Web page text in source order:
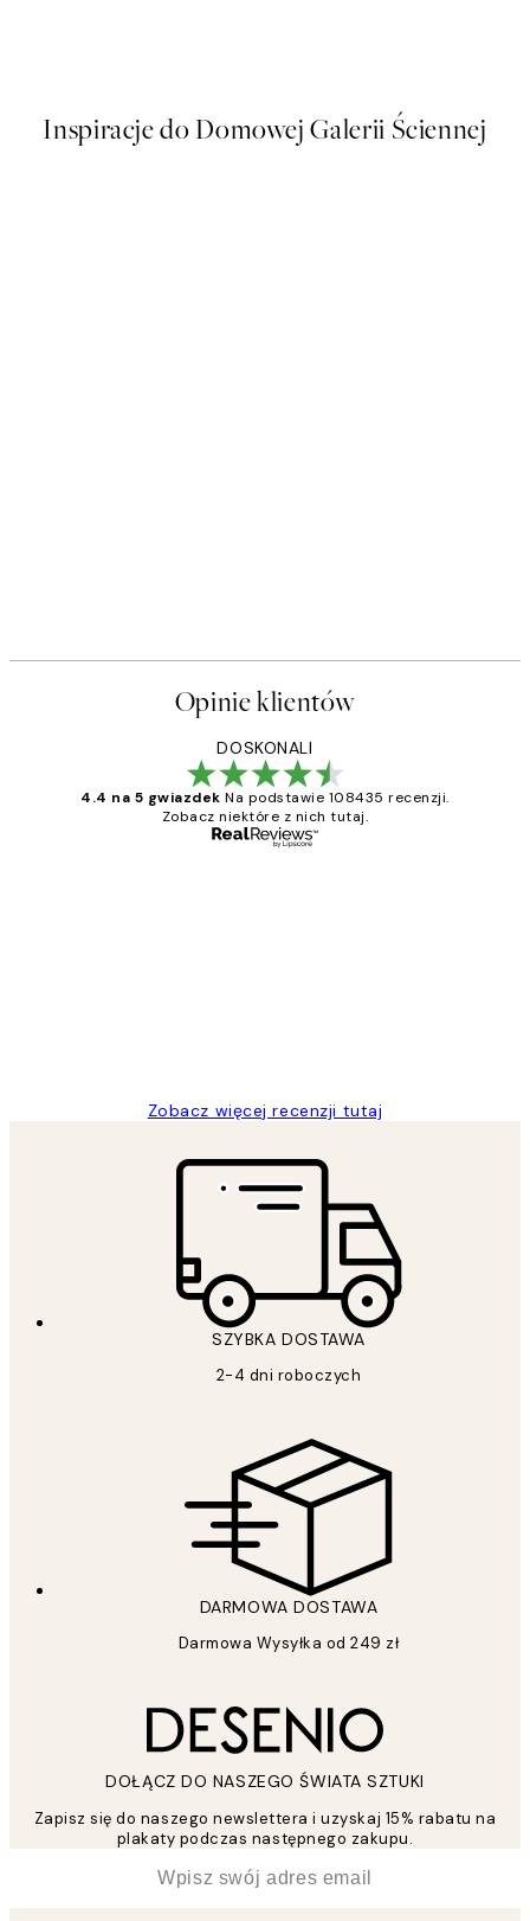
Inspiracje do Domowej Galerii Ściennej
Opinie klientów
DOSKONALI
4.4 na 5 gwiazdek Na podstawie 108435 recenzji.
Zobacz niektóre z nich tutaj.
Zobacz więcej recenzji tutaj
SZYBKA DOSTAWA
2-4 dni roboczych
DARMOWA DOSTAWA
Darmowa Wysyłka od 249 zł
DOŁĄCZ DO NASZEGO ŚWIATA SZTUKI
Zapisz się do naszego newslettera i uzyskaj 15% rabatu na
plakaty podczas następnego zakupu.